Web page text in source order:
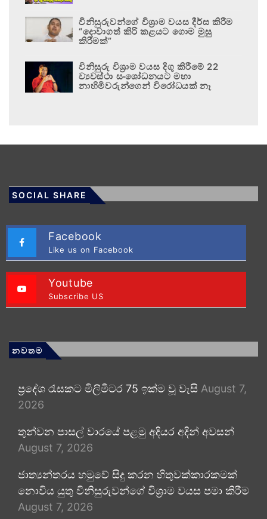
විනිසුරුවන්ගේ විශ්‍රාම වයස දීර්ඝ කිරීම
“දොවාගත් කිරි කළයට ගොම මුසු
කිරීමක්”
විනිසුරු විශ්‍රාම වයස දිගු කිරීමේ 22
ව්‍යවස්ථා සංශෝධනයට මහා
නාහිමිවරුන්ගෙන් විරෝධයක් නෑ
SOCIAL SHARE
Facebook
Like us on Facebook
Youtube
Subscribe US
නවතම
ප්‍රදේශ රැසකට මිලිමීටර 75 ඉක්ම වූ වැසි August 7,
2026
තුන්වන පාසල් වාරයේ පළමු අදියර අදින් අවසන්
August 7, 2026
ජාත්‍යන්තරය හමුවේ සිදු කරන හිතුවක්කාරකමක්
නොවිය යුතු විනිසුරුවන්ගේ විශ්‍රාම වයස පමා කිරීම
August 7, 2026